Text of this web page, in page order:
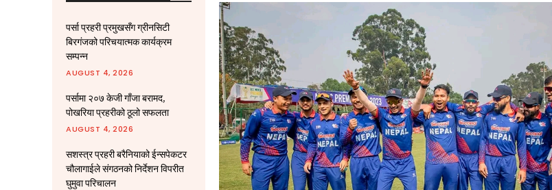
पर्सा प्रहरी प्रमुखसँग ग्रीनसिटी
बिरगंजको परिचयात्मक कार्यक्रम
सम्पन्न
AUGUST 4, 2026
पर्सामा २०७ केजी गाँजा बरामद,
पोखरिया प्रहरीको ठूलो सफलता
AUGUST 4, 2026
सशस्त्र प्रहरी बरैनियाको ईन्सपेकटर
चौलागाईले संगठनको निर्देशन विपरीत
घुमुवा परिचालन